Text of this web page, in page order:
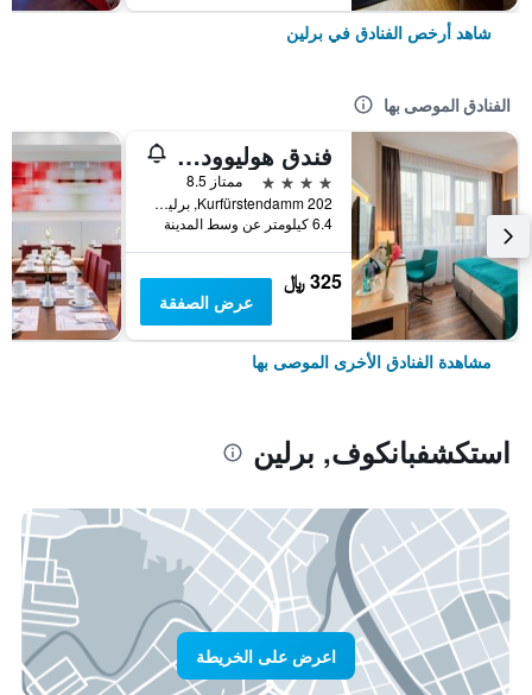
شاهد أرخص الفنادق في برلين
الفنادق الموصى بها
فندق هوليوود ميديا أم كورفورستيندام
4 نجوم
ممتاز 8.5
Kurfürstendamm 202, برلين, ألمانيا
6.4 كيلومتر عن وسط المدينة
325 ﷼
عرض الصفقة
مشاهدة الفنادق الأخرى الموصى بها
استكشفبانكوف, برلين
اعرض على الخريطة